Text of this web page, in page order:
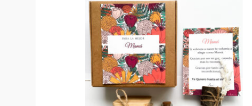
de
precios:
desde
17,00€
hasta
23,00€